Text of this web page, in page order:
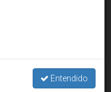
de datación de la
Entendido